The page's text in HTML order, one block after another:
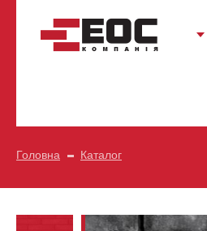
Головна Каталог